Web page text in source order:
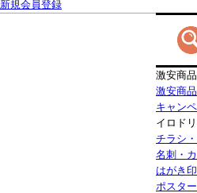
新規会員登録
激安商
激安商
キャン
イロド
チラシ
名刺・
はがき
ポスタ